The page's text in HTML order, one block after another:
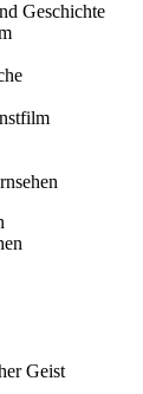
Geschichte
Geist